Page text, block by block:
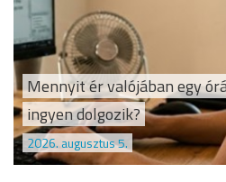
Mennyit ér valójában egy
ingyen dolgozik?
2026. augusztus 5.